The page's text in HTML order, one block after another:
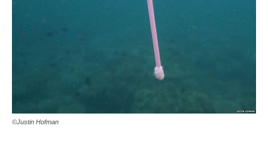
©Justin Hofman